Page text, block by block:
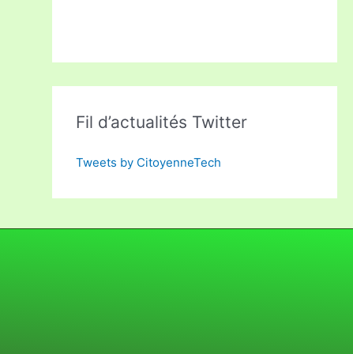
Fil d’actualités Twitter
Tweets by CitoyenneTech